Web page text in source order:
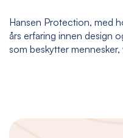
Hansen Protection, med
års erfaring innen design
som beskytter